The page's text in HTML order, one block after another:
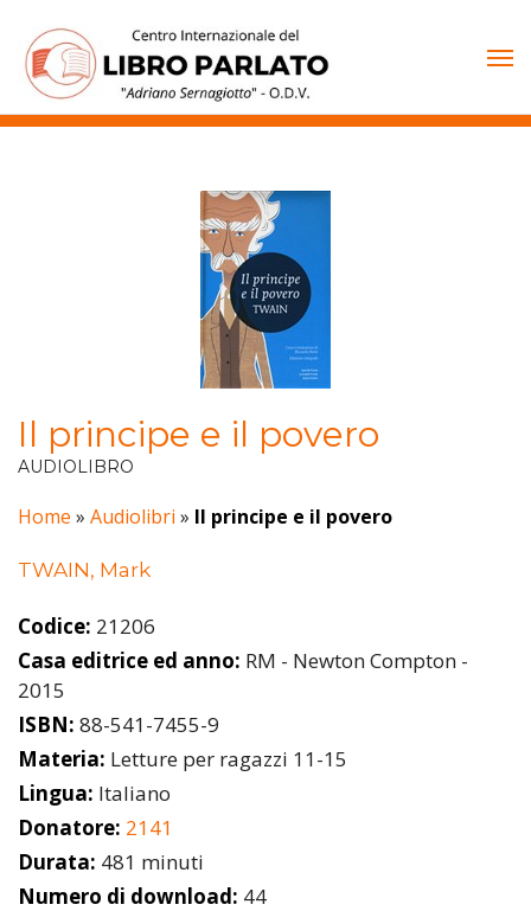
contenuto
Il principe e il povero
AUDIOLIBRO
Home » Audiolibri » Il principe e il povero
TWAIN, Mark
Codice: 21206
Casa editrice ed anno: RM - Newton Compton -
2015
ISBN: 88-541-7455-9
Materia: Letture per ragazzi 11-15
Lingua: Italiano
Donatore: 2141
Durata: 481 minuti
Numero di download: 44